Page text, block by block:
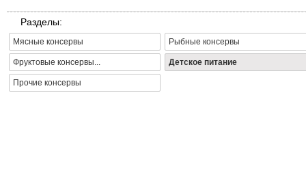
Разделы:
Мясные консервы Рыбные консервы
Фруктовые консервы... Детское питание
Прочие консервы